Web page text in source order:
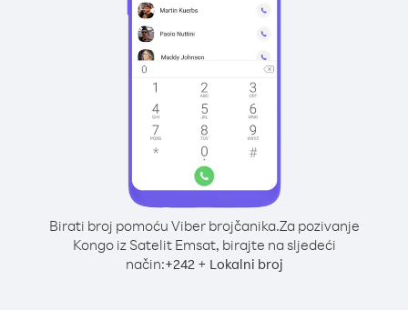
Birati broj pomoću Viber brojčanika.Za pozivanje
Kongo iz Satelit Emsat, birajte na sljedeći
način:+242+ Lokalni broj